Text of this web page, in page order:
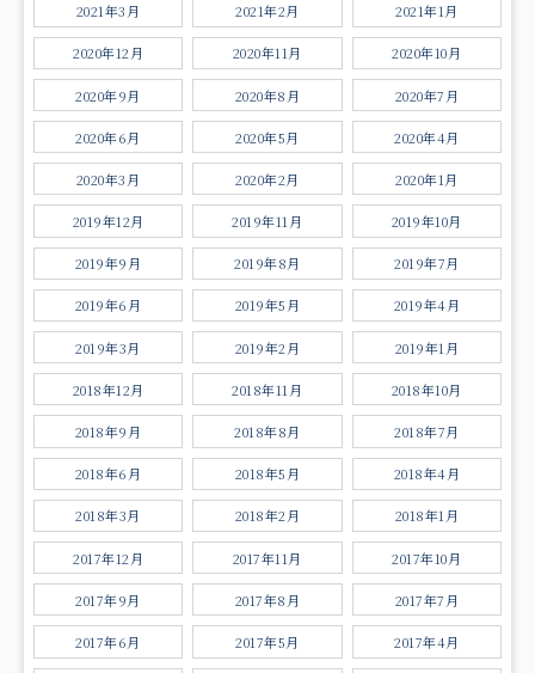
2021年3月 2021年2月 2021年1月
2020年12月 2020年11月 2020年10月
2020年9月 2020年8月 2020年7月
2020年6月 2020年5月 2020年4月
2020年3月 2020年2月 2020年1月
2019年12月 2019年11月 2019年10月
2019年9月 2019年8月 2019年7月
2019年6月 2019年5月 2019年4月
2019年3月 2019年2月 2019年1月
2018年12月 2018年11月 2018年10月
2018年9月 2018年8月 2018年7月
2018年6月 2018年5月 2018年4月
2018年3月 2018年2月 2018年1月
2017年12月 2017年11月 2017年10月
2017年9月 2017年8月 2017年7月
2017年6月 2017年5月 2017年4月